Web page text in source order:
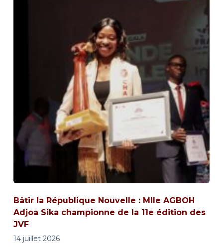
Bâtir la République Nouvelle : Mlle AGBOH
Adjoa Sika championne de la 11e édition des
JVF
14 juillet 2026